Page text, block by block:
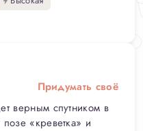
Придумать своё
верным спутником в
«креветка» и